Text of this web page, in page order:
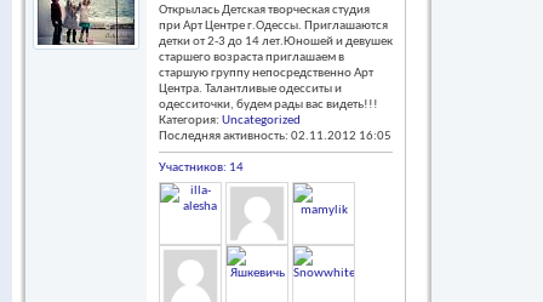
Открылась Детская творческая студия
при Арт Центре г.Одессы. Приглашаются
детки от 2-3 до 14 лет.Юношей и девушек
старшего возраста приглашаем в
старшую группу непосредственно Арт
Центра. Талантливые одесситы и
одесситочки, будем рады вас видеть!!!
Категория: Uncategorized
Последняя активность: 02.11.2012 16:05
Участников: 14